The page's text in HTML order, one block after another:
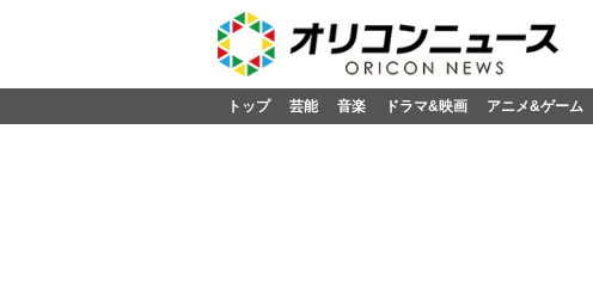
トップ 芸能 音楽 ドラマ&映画 アニメ&ゲーム